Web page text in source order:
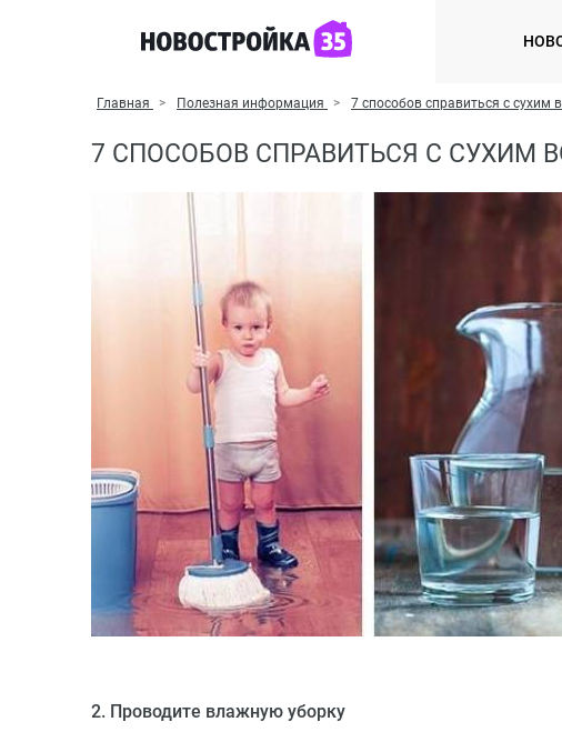
Главная Полезная информация 7 способов справиться с сухим
7 СПОСОБОВ СПРАВИТЬСЯ С СУХИМ
2. Проводите влажную уборку